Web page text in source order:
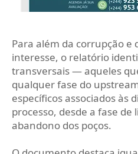
Para além da corrupção e
interesse, o relatório
transversais — aqueles
qualquer fase do
específicos associados às
processo, desde a fase de
abandono dos poços.